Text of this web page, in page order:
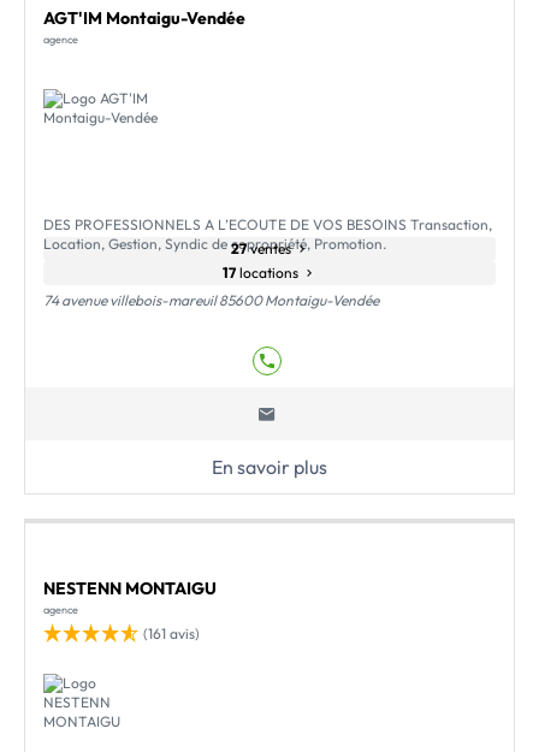
AGT'IM Montaigu-Vendée
agence
DES PROFESSIONNELS A L’ECOUTE DE VOS BESOINS Transaction,
Location, Gestion, Syndic de copropriété, Promotion.
27ventes
17 locations
74 avenue villebois-mareuil 85600 Montaigu-Vendée
En savoir plus
NESTENN MONTAIGU
agence
(161 avis)